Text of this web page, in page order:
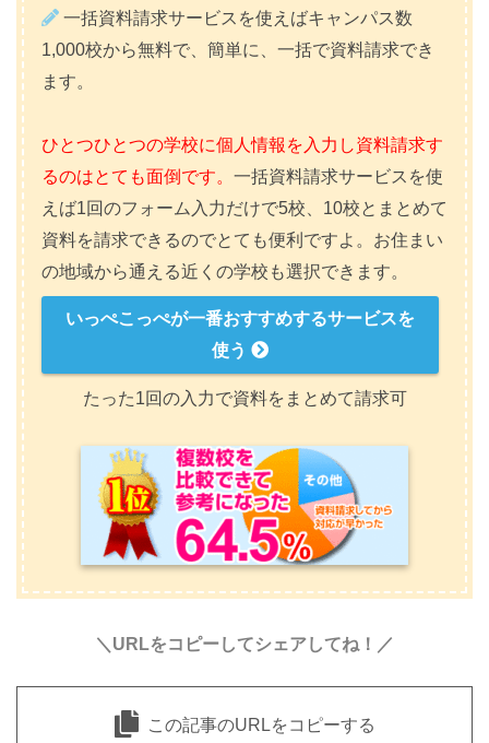
一括資料請求サービスを使えばキャンパス数
1,000校から無料で、簡単に、一括で資料請求でき
ます。
ひとつひとつの学校に個人情報を入力し資料請求す
るのはとても面倒です。 一括資料請求サービスを使
えば1回のフォーム入力だけで5校、10校とまとめて
資料を請求できるのでとても便利ですよ。お住まい
の地域から通える近くの学校も選択できます。
いっぺこっぺが一番おすすめするサービスを
使う
たった1回の入力で資料をまとめて請求可
＼URLをコピーしてシェアしてね！／
この記事のURLをコピーする